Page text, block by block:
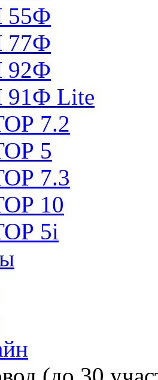
55Ф
77Ф
92Ф
Lite
7.2
5
7.3
10
5i